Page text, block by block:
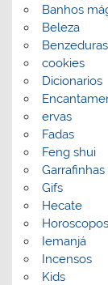
Banhos
Beleza
Benzeduras
cookies
Dicionarios
ervas
Fadas
Feng shui
Gifs
Hecate
Horoscopos
Iemanjá
Incensos
Kids